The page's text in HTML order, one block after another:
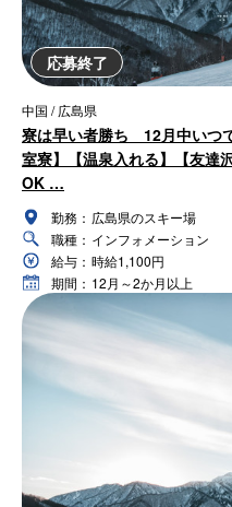
応募終了
中国 / 広島県
寮は早い者勝ち 12月中いつ
室寮】【温泉入れる】【友達
OK …
勤務： 広島県のスキー場
職種： インフォメーション
給与： 時給1,100円
期間： 12月～2か月以上